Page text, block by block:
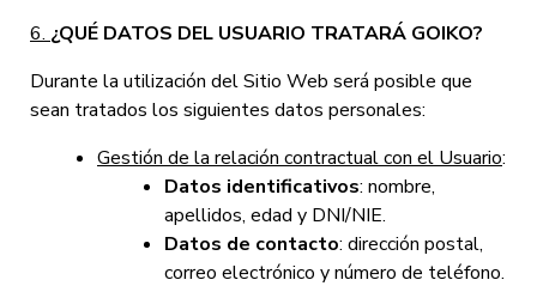
6. ¿QUÉ DATOS DEL USUARIO TRATARÁ GOIKO?
Durante la utilización del Sitio Web será posible que
sean tratados los siguientes datos personales:
Gestión de la relación contractual con el Usuario:
Datos identificativos: nombre,
apellidos, edad y DNI/NIE.
Datos de contacto: dirección postal,
correo electrónico y número de teléfono.